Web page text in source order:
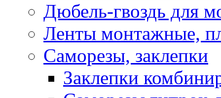
Дюбель-гвоздь для
Ленты монтажные,
Саморезы, заклепки
Заклепки